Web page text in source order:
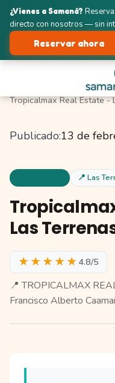
Turismo en Samaná Las
Tropicalmax Real Estate -
Publicado:13 de
📍 Las
Las
★★★★★ 4.8/5
📍 TROPICALMAX
Francisco Alberto
¿Vienes a Samaná?
directo con nosotros — sin
Reservar ahora